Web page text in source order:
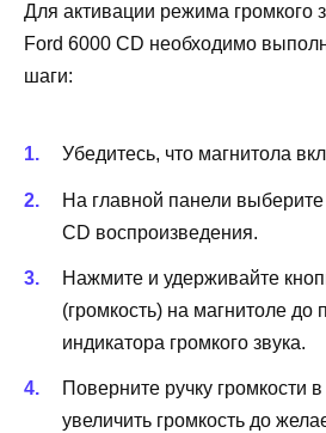
Для активации режима громкого
Ford 6000 CD необходимо
шаги:
Убедитесь, что магнитола
На главной панели
CD воспроизведения.
Нажмите и удерживайте
(громкость) на магнитоле до
индикатора громкого звука.
Поверните ручку громкости
увеличить громкость до